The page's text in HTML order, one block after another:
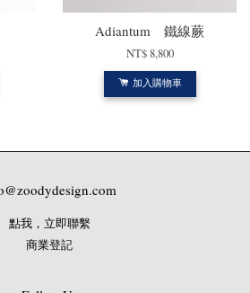
Adiantum 鐵線蕨
NT$ 8,800
加入購物車
點我，立即聯繫
商業登記